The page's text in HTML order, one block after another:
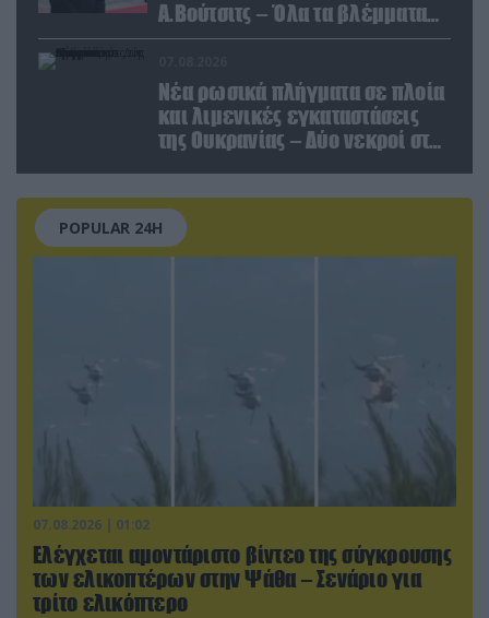
Α.Βούτσιτς – Όλα τα βλέμματα
στις σχέσεις με τη Ρωσία
Νέα ρωσικά πλήγματα σε πλοία
και λιμενικές εγκαταστάσεις
της Ουκρανίας – Δύο νεκροί στην
POPULAR 24H
07.08.2026 | 01:02
Ελέγχεται αμοντάριστο βίντεο της σύγκρουσης
των ελικοπτέρων στην Ψάθα – Σενάριο για
τρίτο ελικόπτερο